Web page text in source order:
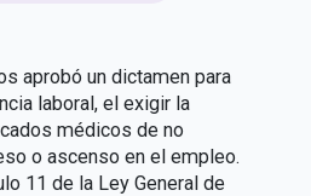
aprobó un dictamen para
laboral, el exigir la
médicos de no
o ascenso en el empleo.
11 de la Ley General de